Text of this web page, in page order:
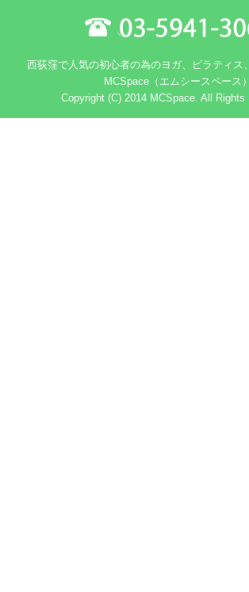
西荻窪で人気の初心者の為のヨガ、ピラティス
MCSpace（エムシースペース）
Copyright (C) 2014 MCSpace. All Rights